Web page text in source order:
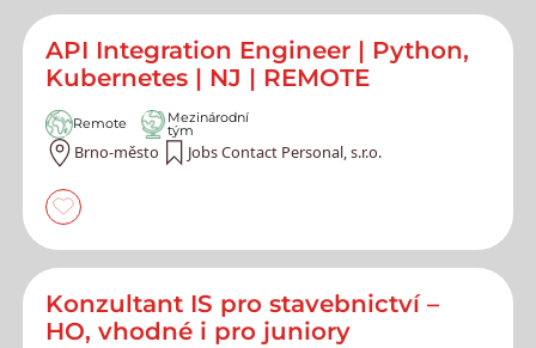
API Integration Engineer | Python,
Kubernetes | NJ | REMOTE
Remote Mezinárodní
tým
Brno-město Jobs Contact Personal, s.r.o.
Konzultant IS pro stavebnictví –
HO, vhodné i pro juniory